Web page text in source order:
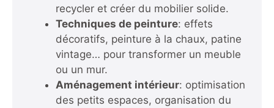
recycler et créer du mobilier solide.
Techniques de peinture: effets
décoratifs, peinture à la chaux, patine
vintage… pour transformer un meuble
ou un mur.
Aménagement intérieur: optimisation
des petits espaces, organisation du